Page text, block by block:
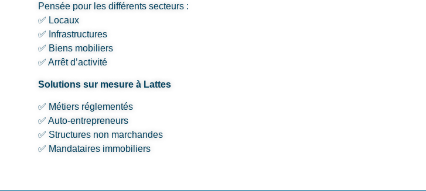
Pensée pour les différents secteurs :
✅ Locaux
✅ Infrastructures
✅ Biens mobiliers
✅ Arrêt d’activité
Solutions sur mesure à Lattes
✅ Métiers réglementés
✅ Auto-entrepreneurs
✅ Structures non marchandes
✅ Mandataires immobiliers